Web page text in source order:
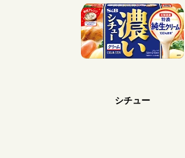
シチュー